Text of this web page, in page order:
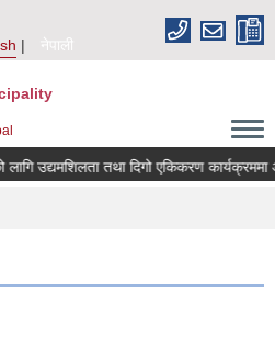
नेपाली
उद्यमशिलता तथा दिगो एकिकरण कार्यक्रममा